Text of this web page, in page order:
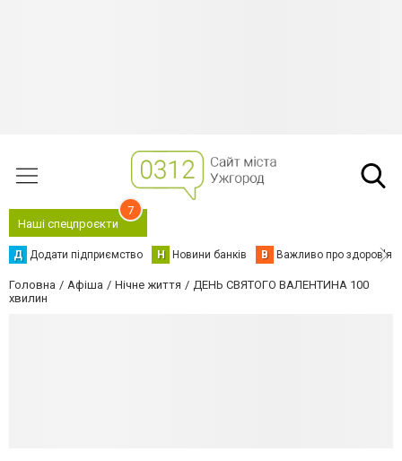
Наші спецпроєкти
7
Д Додати підприємство Н Новини банків В Важливо про здоров'я
Головна Афіша Нічне життя
ДЕНЬ СВЯТОГО ВАЛЕНТИНА 100
хвилин